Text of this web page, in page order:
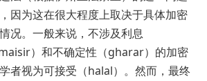
因为这在很大程度上取决于具体加密
况。一般来说，不涉及利息
）和不确定性（gharar）的加密
者视为可接受（halal）。然而，最终